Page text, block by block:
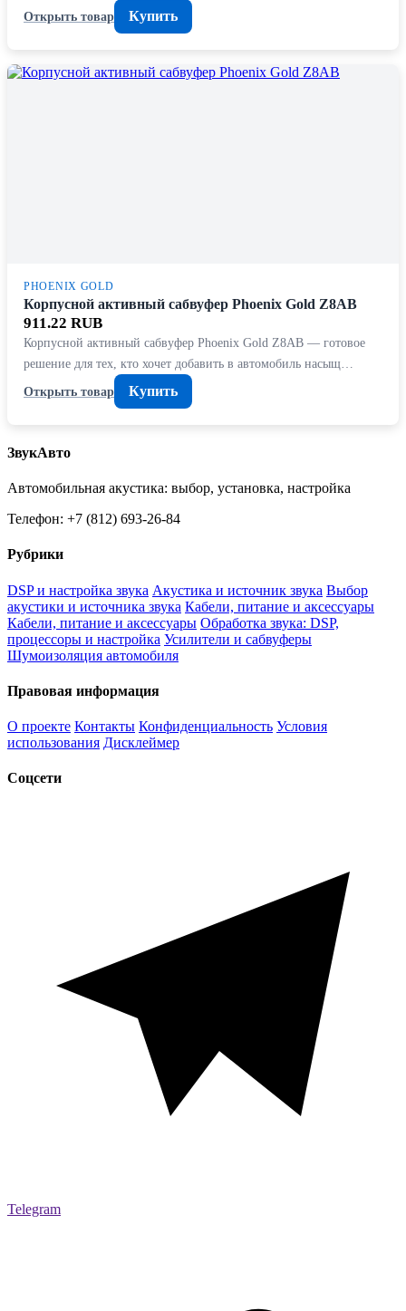
Открыть товар
Купить
PHOENIX GOLD
Корпусной активный сабвуфер Phoenix Gold Z8AB
911.22 RUB
Корпусной активный сабвуфер Phoenix Gold Z8AB — готовое
решение для тех, кто хочет добавить в автомобиль насыщ…
Открыть товар
Купить
ЗвукАвто
Автомобильная акустика: выбор, установка, настройка
Телефон: +7 (812) 693-26-84
Рубрики
DSP и настройка звука Акустика и источник звука Выбор
акустики и источника звука Кабели, питание и аксессуары
Кабели, питание и аксессуары Обработка звука: DSP,
процессоры и настройка Усилители и сабвуферы
Шумоизоляция автомобиля
Правовая информация
О проекте Контакты Конфиденциальность Условия
использования Дисклеймер
Соцсети
Telegram